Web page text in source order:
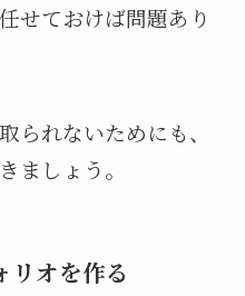
せておけば問題あり
られないためにも、
ましょう。
リオを作る